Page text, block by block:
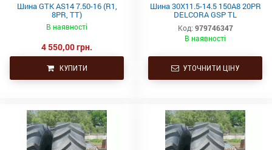
Шина GTK AS14 7.50-16 (R1,
8PR, TT)
В наявності
4 550,00 грн.
КУПИТИ
Шина 30X11.5-14.5 150A8 20PR
DELCORA GSP TL
кормороздавач
Код: 979746347
В наявності
УТОЧНИТИ ЦІНУ